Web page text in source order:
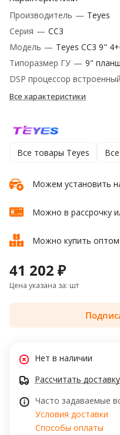
Производитель — Teyes
Серия — CC3
Модель — Teyes CC3 9"
Типоразмер ГУ — 9"
DSP процессор встроенный
Все характеристики
Все товары Teyes
Можем установить
Можно в рассрочку
Можно купить оптом
41 202 ₽
Цена указана за: шт
Нет в наличии
Рассчитать доставку
Часто задаваемые
Условия доставки
Способы оплаты